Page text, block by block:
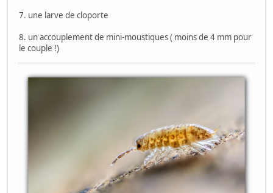
7. une larve de cloporte
8. un accouplement de mini-moustiques ( moins de 4 mm pour
le couple !)